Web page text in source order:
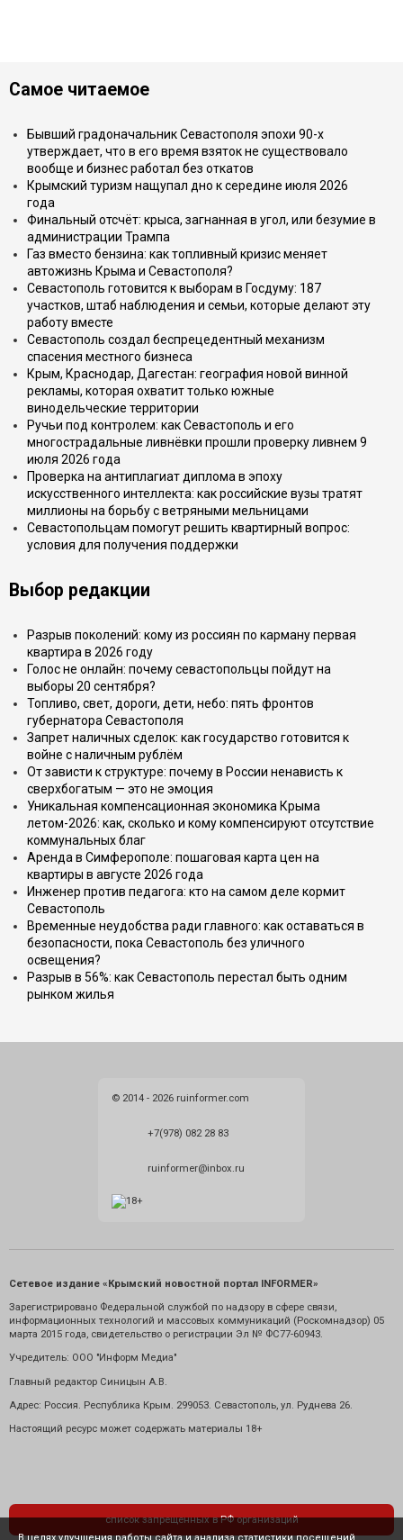
Самое читаемое
Бывший градоначальник Севастополя эпохи 90-х
утверждает, что в его время взяток не существовало
вообще и бизнес работал без откатов
Крымский туризм нащупал дно к середине июля 2026
года
Финальный отсчёт: крыса, загнанная в угол, или безумие в
администрации Трампа
Газ вместо бензина: как топливный кризис меняет
автожизнь Крыма и Севастополя?
Севастополь готовится к выборам в Госдуму: 187
участков, штаб наблюдения и семьи, которые делают эту
работу вместе
Севастополь создал беспрецедентный механизм
спасения местного бизнеса
Крым, Краснодар, Дагестан: география новой винной
рекламы, которая охватит только южные
винодельческие территории
Ручьи под контролем: как Севастополь и его
многострадальные ливнёвки прошли проверку ливнем 9
июля 2026 года
Проверка на антиплагиат диплома в эпоху
искусственного интеллекта: как российские вузы тратят
миллионы на борьбу с ветряными мельницами
Севастопольцам помогут решить квартирный вопрос:
условия для получения поддержки
Выбор редакции
Разрыв поколений: кому из россиян по карману первая
квартира в 2026 году
Голос не онлайн: почему севастопольцы пойдут на
выборы 20 сентября?
Топливо, свет, дороги, дети, небо: пять фронтов
губернатора Севастополя
Запрет наличных сделок: как государство готовится к
войне с наличным рублём
От зависти к структуре: почему в России ненависть к
сверхбогатым — это не эмоция
Уникальная компенсационная экономика Крыма
летом-2026: как, сколько и кому компенсируют отсутствие
коммунальных благ
Аренда в Симферополе: пошаговая карта цен на
квартиры в августе 2026 года
Инженер против педагога: кто на самом деле кормит
Севастополь
Временные неудобства ради главного: как оставаться в
безопасности, пока Севастополь без уличного
освещения?
Разрыв в 56%: как Севастополь перестал быть одним
рынком жилья
© 2014 - 2026 ruinformer.com
+7(978) 082 28 83
ruinformer@inbox.ru
Сетевое издание «Крымский новостной портал INFORMER»
Зарегистрировано Федеральной службой по надзору в сфере связи,
информационных технологий и массовых коммуникаций (Роскомнадзор) 05
марта 2015 года, свидетельство о регистрации Эл № ФС77-60943.
Учредитель: ООО "Информ Медиа"
Главный редактор Синицын А.В.
Адрес: Россия. Республика Крым. 299053. Севастополь, ул. Руднева 26.
Настоящий ресурс может содержать материалы 18+
список запрещенных в РФ организаций
В целях улучшения работы сайта и анализа статистики посещений,